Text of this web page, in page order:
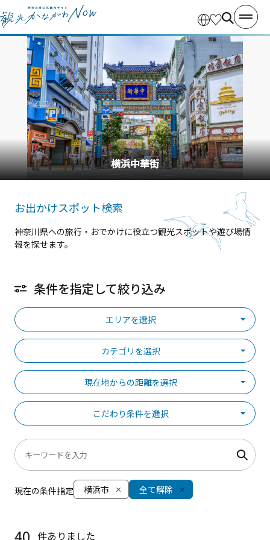
横浜中華街
お出かけスポット検索
神奈川県への旅行・おでかけに役立つ観光スポットや遊び場情
報を探せます。
条件を指定して絞り込み
エリアを選択
カテゴリを選択
現在地からの距離を選択
こだわり条件を選択
現在の条件指定 横浜市 全て解除
件ありました